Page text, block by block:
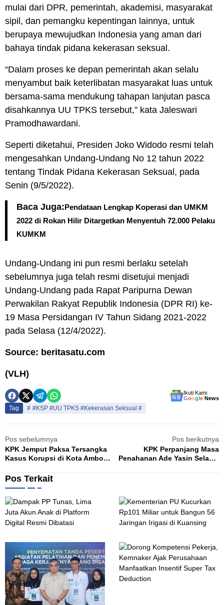
mulai dari DPR, pemerintah, akademisi, masyarakat
sipil, dan pemangku kepentingan lainnya, untuk
berupaya mewujudkan Indonesia yang aman dari
bahaya tindak pidana kekerasan seksual.
“Dalam proses ke depan pemerintah akan selalu
menyambut baik keterlibatan masyarakat luas untuk
bersama-sama mendukung tahapan lanjutan pasca
disahkannya UU TPKS tersebut,” kata Jaleswari
Pramodhawardani.
Seperti diketahui, Presiden Joko Widodo resmi telah
mengesahkan Undang-Undang No 12 tahun 2022
tentang Tindak Pidana Kekerasan Seksual, pada
Senin (9/5/2022).
Baca Juga: Pendataan Lengkap Koperasi dan UMKM
2022 di Rokan Hilir Ditargetkan Menyentuh 72.000 Pelaku
KUMKM
Undang-Undang ini pun resmi berlaku setelah
sebelumnya juga telah resmi disetujui menjadi
Undang-Undang pada Rapat Paripurna Dewan
Perwakilan Rakyat Republik Indonesia (DPR RI) ke-
19 Masa Persidangan IV Tahun Sidang 2021-2022
pada Selasa (12/4/2022).
Source: beritasatu.com
(VLH)
Ikuti Kami
Google News
Tag #KSP #UU TPKS #Kekerasan Seksual #
Pos sebelumnya
KPK Jemput Paksa Tersangka
Kasus Korupsi di Kota Ambon
Pos berikutnya
KPK Perpanjang Masa
Penahanan Ade Yasin Selama
Pos Terkait
Agustus 5, 2026
Agustus 1, 2026